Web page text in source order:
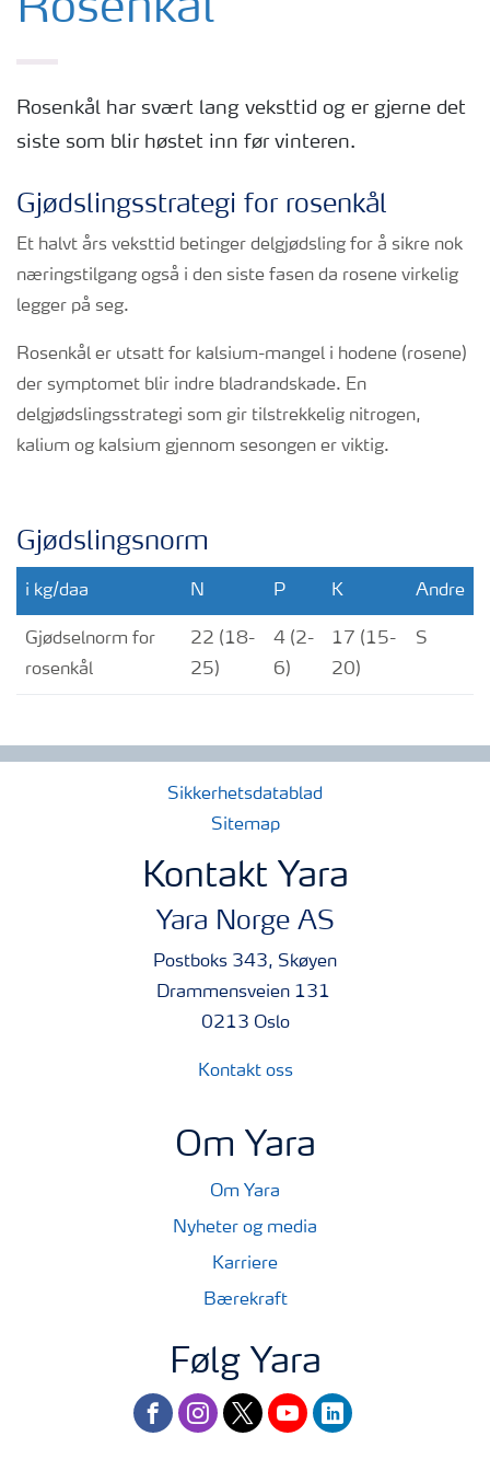
Rosenkål
Rosenkål har svært lang veksttid og er gjerne det
siste som blir høstet inn før vinteren.
Gjødslingsstrategi for rosenkål
Et halvt års veksttid betinger delgjødsling for å sikre nok
næringstilgang også i den siste fasen da rosene virkelig
legger på seg.
Rosenkål er utsatt for kalsium-mangel i hodene (rosene)
der symptomet blir indre bladrandskade. En
delgjødslingsstrategi som gir tilstrekkelig nitrogen,
kalium og kalsium gjennom sesongen er viktig.
Gjødslingsnorm
i kg/daa N P K Andre
Gjødselnorm for
rosenkål
22 (18-
25)
4 (2-
6)
17 (15-
20)
S
Sikkerhetsdatablad
Sitemap
Kontakt Yara
Yara Norge AS
Postboks 343, Skøyen
Drammensveien 131
0213 Oslo
Kontakt oss
Om Yara
Om Yara
Nyheter og media
Karriere
Bærekraft
Følg Yara
facebookinstagram
twitteryoutubelinkedin